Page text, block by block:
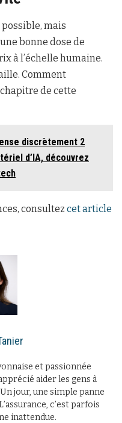
mais
bonne dose de
à l’échelle humaine.
Comment
de cette
discrètement 2
d’IA, découvrez
consultez cet article
et passionnée
aider les gens à
jour, une simple panne
c’est parfois
inattendue.